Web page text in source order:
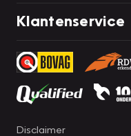
Klantenservice
Disclaimer